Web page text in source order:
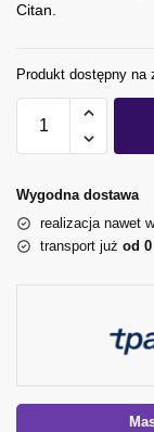
Citan.
Produkt dostępny na
Wygodna dostawa
realizacja nawet
transport już od 0